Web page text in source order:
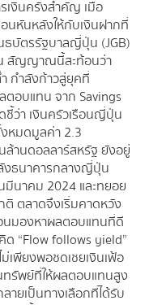
งินครั้งสำคัญ เมื่อ
อนหันหลังให้กับเงินฝากที่
ธบัตรรัฐบาลญี่ปุ่น (JGB)
สัญญาณนี้สะท้อนว่า
กำลังก้าวสู่ยุคที่
ตอบแทน จาก Savings
ว่า เงินครัวเรือนญี่ปุ่น
หมดมูลค่า 2.3
านดอลลาร์สหรัฐ ยังอยู่
งธนาคารกลางญี่ปุ่น
มีนาคม 2024 และทยอย
ตลาดจึงเริ่มคาดหวัง
นมองหาผลตอบแทนที่ดี
“Flow follows yield”
เพียงพอชดเชยเงินเฟ้อ
ทรัพย์ที่ให้ผลตอบแทนสูง
ายเป็นทางเลือกที่ได้รับ